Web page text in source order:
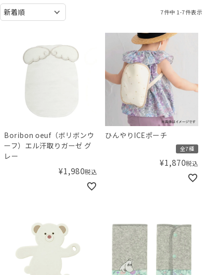
7件中 1-7件表示
Boribon oeuf（ボリボンウ
ーフ）エル汗取りガーゼ グ
レー
¥1,980税込
ひんやりICEポーチ
全7種
¥1,870税込